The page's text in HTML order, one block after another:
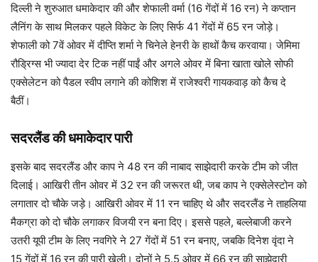
दिल्ली ने शुरुआत धमाकेदार की और शेफाली वर्मा (16 गेंदों में 16 रन) ने कप्तान
लैनिंग के साथ मिलकर पहले विकेट के लिए सिर्फ 41 गेंदों में 65 रन जोड़े।
शेफाली को 7वें ओवर में दीप्ति शर्मा ने चिनेले हेनरी के हाथों कैच करवाया। जेमिमा
रौड्रिग्स भी ज्यादा देर टिक नहीं पाईं और अगले ओवर में बिना खाता खोले सोफी
एक्सेलेटन को पैडल स्वीप लगाने की कोशिश में राजेश्वरी गायकवाड़ को कैच दे
बैठीं।
सदरलैंड की धमाकेदार पारी
इसके बाद सदरलैंड और काप ने 48 रन की नाबाद साझेदारी करके टीम को जीत
दिलाई। आखिरी तीन ओवर में 32 रन की जरूरत थी, जब काप ने एक्सेलेस्टोन को
लगातार दो चौके जड़े। आखिरी ओवर में 11 रन चाहिए थे और सदरलैंड ने ताहलिया
मैकग्रा को दो चौके लगाकर विजयी रन बना दिए। इससे पहले, बल्लेबाजी करने
उतरी यूपी टीम के लिए नवगिरे ने 27 गेंदों में 51 रन बनाए, जबकि दिनेश वृंदा ने
15 गेंदों में 16 रन की पारी खेली। दोनों ने 5.5 ओवर में 66 रन की साझेदारी